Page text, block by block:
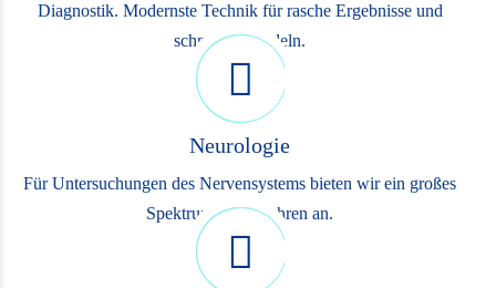
Diagnostik. Modernste Technik für rasche Ergebnisse und
schnelles Handeln.
Neurologie
Für Untersuchungen des Nervensystems bieten wir ein großes
Spektrum an Verfahren an.